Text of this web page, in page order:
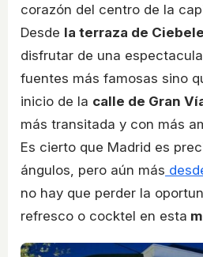
corazón del centro de la
Desde la terraza de
disfrutar de una
fuentes más famosas sino
inicio de la calle de Gran
más transitada y con más
Es cierto que Madrid es
ángulos, pero aún más
no hay que perder la
refresco o cocktel en esta